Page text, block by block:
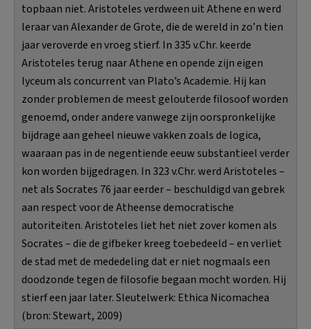
topbaan niet. Aristoteles verdween uit Athene en werd
leraar van Alexander de Grote, die de wereld in zo’n tien
jaar veroverde en vroeg stierf. In 335 v.Chr. keerde
Aristoteles terug naar Athene en opende zijn eigen
lyceum als concurrent van Plato’s Academie. Hij kan
zonder problemen de meest gelouterde filosoof worden
genoemd, onder andere vanwege zijn oorspronkelijke
bijdrage aan geheel nieuwe vakken zoals de logica,
waaraan pas in de negentiende eeuw substantieel verder
kon worden bijgedragen. In 323 v.Chr. werd Aristoteles –
net als Socrates 76 jaar eerder – beschuldigd van gebrek
aan respect voor de Atheense democratische
autoriteiten. Aristoteles liet het niet zover komen als
Socrates – die de gifbeker kreeg toebedeeld – en verliet
de stad met de mededeling dat er niet nogmaals een
doodzonde tegen de filosofie begaan mocht worden. Hij
stierf een jaar later. Sleutelwerk: Ethica Nicomachea
(bron: Stewart, 2009)